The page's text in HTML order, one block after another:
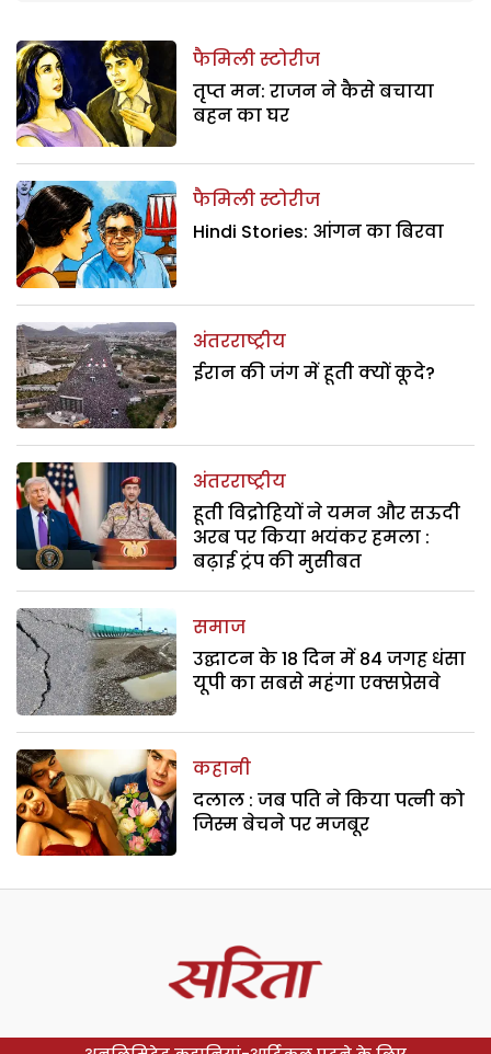
फैमिली स्टोरीज
तृप्त मन: राजन ने कैसे बचाया
बहन का घर
फैमिली स्टोरीज
Hindi Stories: आंगन का बिरवा
अंतरराष्ट्रीय
ईरान की जंग में हूती क्यों कूदे?
अंतरराष्ट्रीय
हूती विद्रोहियों ने यमन और सऊदी
अरब पर किया भयंकर हमला :
बढ़ाई ट्रंप की मुसीबत
समाज
उद्घाटन के 18 दिन में 84 जगह धंसा
यूपी का सबसे महंगा एक्सप्रेसवे
कहानी
दलाल : जब पति ने किया पत्नी को
जिस्म बेचने पर मजबूर